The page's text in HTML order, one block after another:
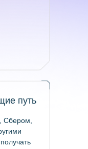
путь
Сбером,